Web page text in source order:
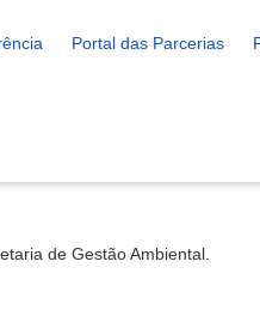
Portal das Parcerias
de Gestão Ambiental.